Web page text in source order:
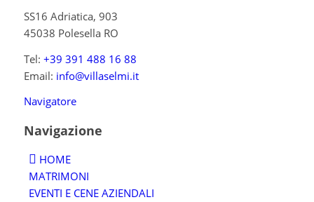
SS16 Adriatica, 903
45038 Polesella RO
Tel: +39 391 488 16 88
Email: info@villaselmi.it
Navigatore
Navigazione
HOME
MATRIMONI
EVENTI E CENE AZIENDALI